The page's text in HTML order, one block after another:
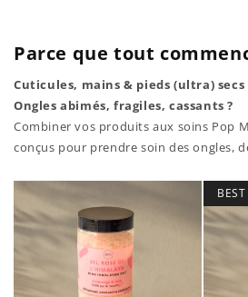
Parce que tout
Cuticules, mains & pieds (ultra) secs
Ongles abimés, fragiles, cassants ?
Combiner vos produits aux soins Pop
conçus pour prendre soin des ongles,